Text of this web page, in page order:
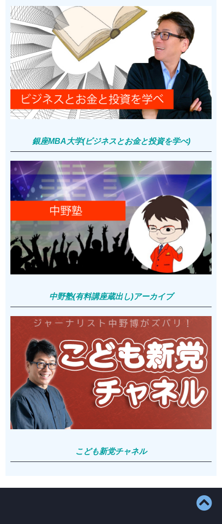
銀座MBA大学(ビジネスとお金と投資を学べ)
中野塾(有料講座蔵出し)アーカイブ
こども新党チャネル